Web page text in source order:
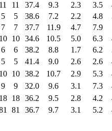
11 11 37.4 9.3 2.3 3.5
5 5 38.6 7.2 2.2 4.8
7 7 37.7 11.9 4.7 7.9
10 10 34.6 10.5 5.0 6.3
6 6 38.2 8.8 1.7 6.2
5 5 41.4 9.0 2.6 2.6
10 10 38.2 10.7 2.9 5.3
9 9 32.0 9.6 3.1 7.3
18 18 36.2 9.5 2.8 4.2
81 36.7 9.7 3.1 5.2